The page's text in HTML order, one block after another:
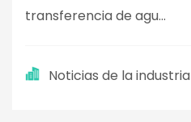
transferencia de agu...
Noticias de la industria